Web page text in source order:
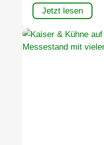
Jetzt lesen